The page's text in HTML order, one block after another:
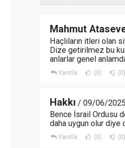
Mahmut
Haçlıların itleri olan
Dize getirilmez bu
anlarlar genel
Yanıtla (0) (0)
Hakkı / 09/06/
Bence İsrail Ordusu
daha uygun olur diye
Yanıtla (0) (0)